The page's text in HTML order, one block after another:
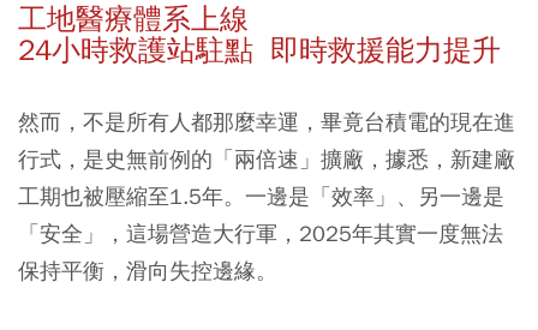
工地醫療體系上線
24小時救護站駐點 即時救援能力提升
然而，不是所有人都那麼幸運，畢竟台積電的現在進
行式，是史無前例的「兩倍速」擴廠，據悉，新建廠
工期也被壓縮至1.5年。一邊是「效率」、另一邊是
「安全」，這場營造大行軍，2025年其實一度無法
保持平衡，滑向失控邊緣。